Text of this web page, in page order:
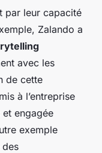
par leur capacité
Zalando a
avec les
de cette
à l’entreprise
engagée
exemple